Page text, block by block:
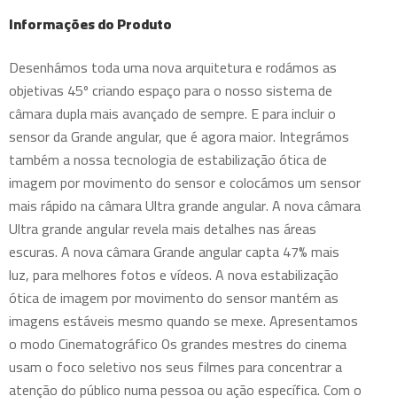
Informações do Produto
Desenhámos toda uma nova arquitetura e rodámos as
objetivas 45º criando espaço para o nosso sistema de
câmara dupla mais avançado de sempre. E para incluir o
sensor da Grande angular, que é agora maior. Integrámos
também a nossa tecnologia de estabilização ótica de
imagem por movimento do sensor e colocámos um sensor
mais rápido na câmara Ultra grande angular. A nova câmara
Ultra grande angular revela mais detalhes nas áreas
escuras. A nova câmara Grande angular capta 47% mais
luz, para melhores fotos e vídeos. A nova estabilização
ótica de imagem por movimento do sensor mantém as
imagens estáveis mesmo quando se mexe. Apresentamos
o modo Cinematográfico Os grandes mestres do cinema
usam o foco seletivo nos seus filmes para concentrar a
atenção do público numa pessoa ou ação específica. Com o